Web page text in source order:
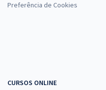
Preferência de Cookies
CURSOS ONLINE